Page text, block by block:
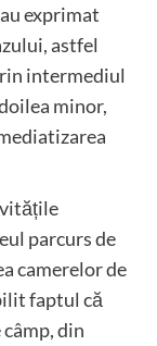
exprimat
astfel
intermediul
minor,
parcurs de
camerelor de
faptul că
din